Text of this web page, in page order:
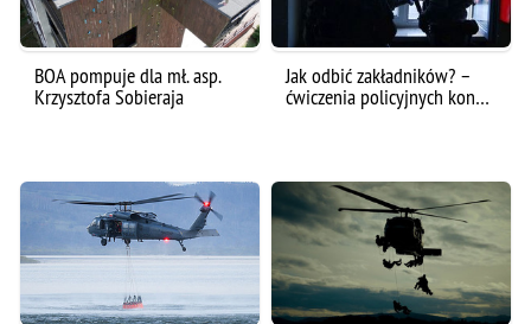
BOA pompuje dla mł. asp.
Krzysztofa Sobieraja
Jak odbić zakładników? –
ćwiczenia policyjnych kon…